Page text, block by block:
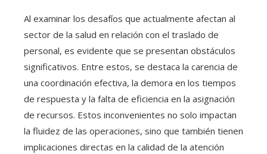
Al examinar los desafíos que actualmente afectan al
sector de la salud en relación con el traslado de
personal, es evidente que se presentan obstáculos
significativos. Entre estos, se destaca la carencia de
una coordinación efectiva, la demora en los tiempos
de respuesta y la falta de eficiencia en la asignación
de recursos. Estos inconvenientes no solo impactan
la fluidez de las operaciones, sino que también tienen
implicaciones directas en la calidad de la atención